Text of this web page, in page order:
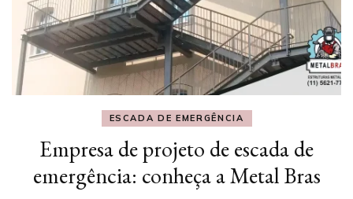
ESCADA DE EMERGÊNCIA
Empresa de projeto de escada de
emergência: conheça a Metal Bras